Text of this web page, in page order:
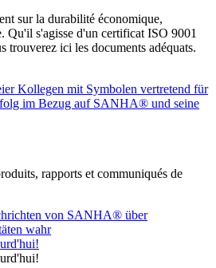
sur la durabilité économique,
Qu'il s'agisse d'un certificat ISO 9001
trouverez ici les documents adéquats.
rapports et communiqués de